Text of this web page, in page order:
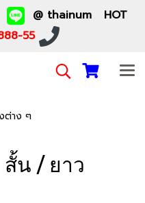
@ thainum HOT
55
ต่าง ๆ
น / ยาว